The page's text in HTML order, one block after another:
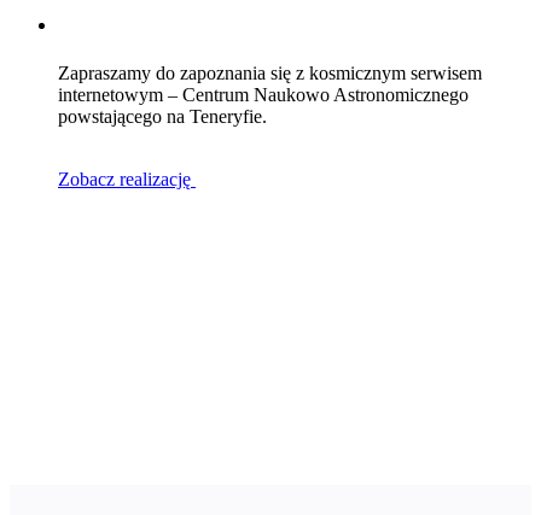
Zapraszamy do zapoznania się z kosmicznym serwisem
internetowym – Centrum Naukowo Astronomicznego
powstającego na Teneryfie.
Zobacz realizację